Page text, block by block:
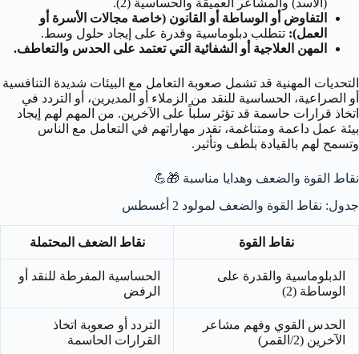
(الأسد) والمشاعر العميقة والحساسية (2).
التفاوض أو الوساطة أو القانون (خاصة مجالات الأسرة أو
العمل): تتطلب دبلوماسية وقدرة على إيجاد حلول وسط.
المهن العلاجية أو الشفائية التي تعتمد على الحدس والتعاطف.
التحديات المهنية قد تشمل صعوبة التعامل مع البيئات شديدة التنافسية
أو الصراعية، الحساسية للنقد من الزملاء أو المديرين، أو التردد في
اتخاذ قرارات حاسمة قد تؤثر سلباً على الآخرين. من المهم لهم إيجاد
بيئة عمل داعمة ومتناغمة، تقدر مهاراتهم في التعامل مع الناس
وتسمح لهم بالقيادة بلطف وتأثير.
نقاط القوة والضعف وهدايا مناسبة 🎁💪
جدول: نقاط القوة والضعف لمولود 2 أغسطس
نقاط القوة نقاط الضعف المحتملة
الدبلوماسية والقدرة على
الوساطة (2)
الحساسية المفرطة للنقد أو
الرفض
الحدس القوي وفهم مشاعر
الآخرين (2/القمر)
التردد أو صعوبة اتخاذ
القرارات الحاسمة